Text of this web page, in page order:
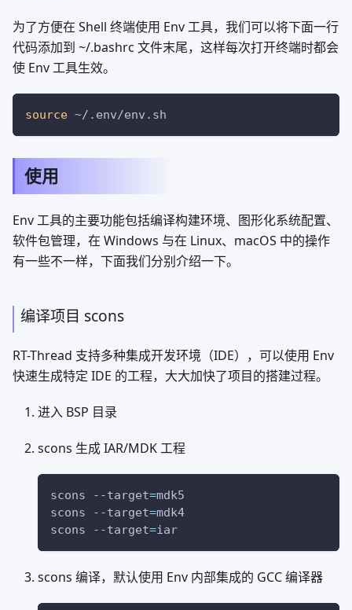
为了方便在 Shell 终端使用 Env 工具，我们可以将下面一行
代码添加到 ~/.bashrc 文件末尾，这样每次打开终端时都会
使 Env 工具生效。
source ~/.env/env.sh
使用
Env 工具的主要功能包括编译构建环境、图形化系统配置、
软件包管理，在 Windows 与在 Linux、macOS 中的操作
有一些不一样，下面我们分别介绍一下。
编译项目 scons
RT-Thread 支持多种集成开发环境（IDE），可以使用 Env
快速生成特定 IDE 的工程，大大加快了项目的搭建过程。
进入 BSP 目录
scons 生成 IAR/MDK 工程
scons --target=mdk5
scons
--target=mdk4
scons
--target=iar
scons 编译，默认使用 Env 内部集成的 GCC 编译器